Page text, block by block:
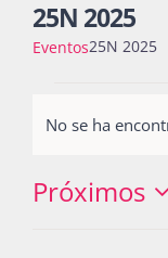
25N 2025
Eventos25N 2025
No se ha
Próximos